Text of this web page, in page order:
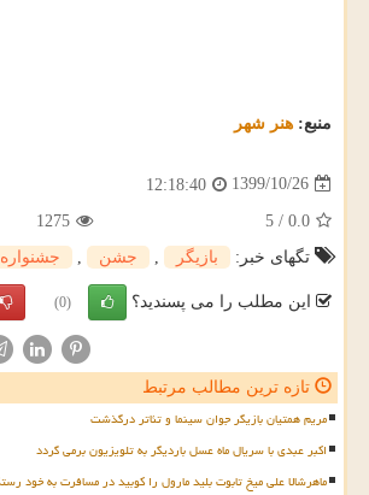
منبع: هنر شهر
1399/10/26
12:18:40
0.0
/
5
1275
تگهای خبر:
بازیگر جشن جشنواره
این مطلب را می پسندید؟ (0)
تازه ترین مطالب مرتبط
مریم همتیان بازیگر جوان سینما و تئاتر درگذشت
اکبر عبدی با سریال ماه عسل باردیگر به تلویزیون برمی گردد
ماهرشالا علی میخ تابوت بلید مارول را کوبید در مسافرت به خود